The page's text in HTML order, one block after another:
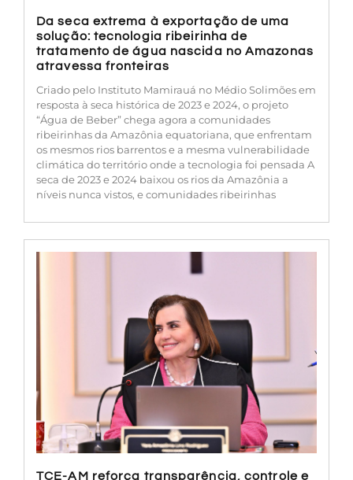
Da seca extrema à exportação de uma
solução: tecnologia ribeirinha de
tratamento de água nascida no Amazonas
atravessa fronteiras
Criado pelo Instituto Mamirauá no Médio Solimões em
resposta à seca histórica de 2023 e 2024, o projeto
“Água de Beber” chega agora a comunidades
ribeirinhas da Amazônia equatoriana, que enfrentam
os mesmos rios barrentos e a mesma vulnerabilidade
climática do território onde a tecnologia foi pensada A
seca de 2023 e 2024 baixou os rios da Amazônia a
níveis nunca vistos, e comunidades ribeirinhas
TCE-AM reforça transparência, controle e